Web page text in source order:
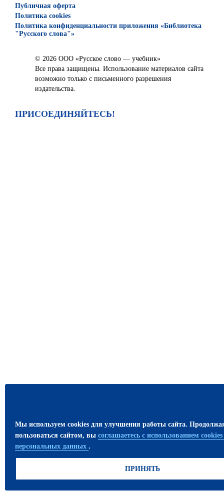
Публичная оферта
Политика cookies
Политика конфиденциальности приложения «Библиотека
"Русского слова"»
© 2026 ООО «Русское слово — учебник»
Все права защищены. Использование материалов сайта
возможно только с письменного разрешения
издательства.
ПРИСОЕДИНЯЙТЕСЬ!
Мы используем cookies для улучшения работы сайта.
пользоваться сайтом, вы соглашаетесь с использованием cookies
персональных данных .
ПРИНЯТЬ